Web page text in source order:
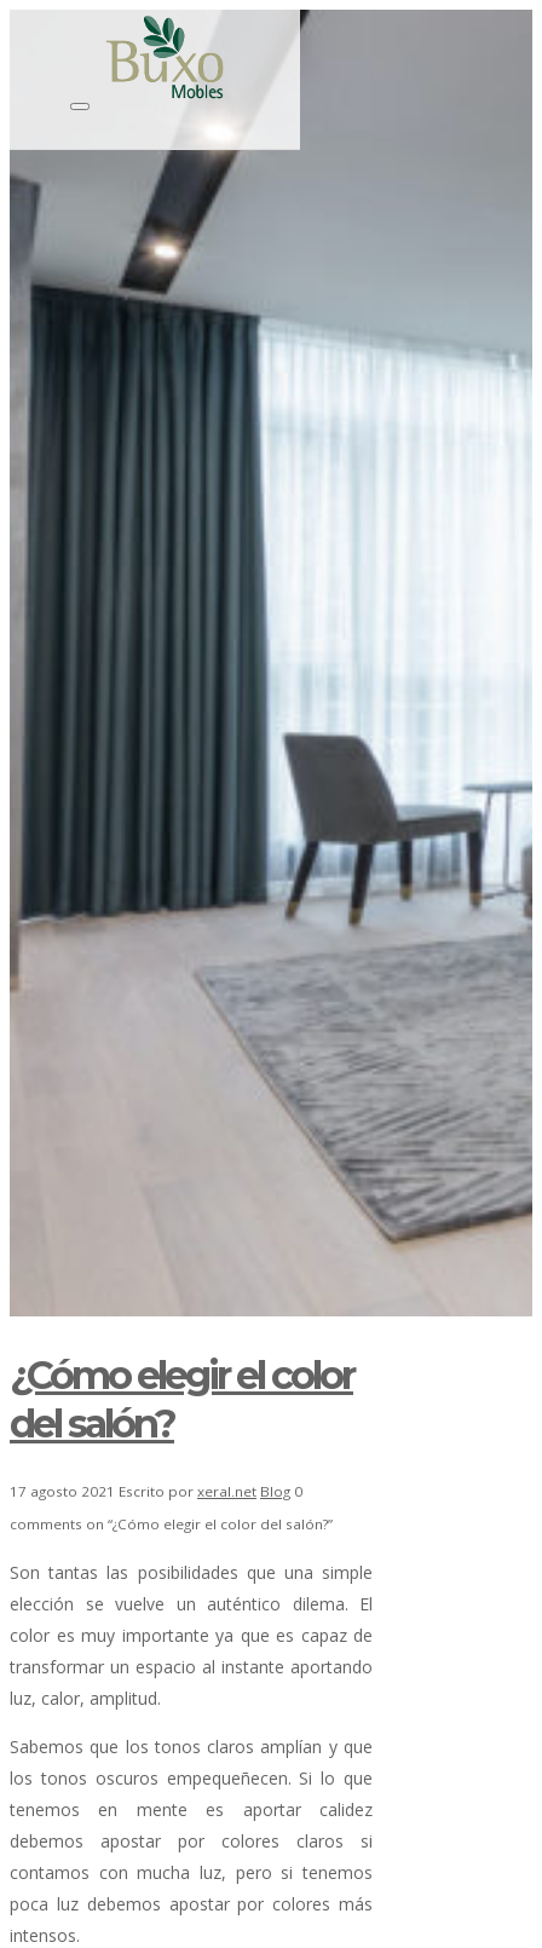
¿Cómo elegir el color
del salón?
17 agosto 2021 Escrito por xeral.net Blog 0
comments on “¿Cómo elegir el color del salón?”
Son tantas las posibilidades que una simple
elección se vuelve un auténtico dilema. El
color es muy importante ya que es capaz de
transformar un espacio al instante aportando
luz, calor, amplitud.
Sabemos que los tonos claros amplían y que
los tonos oscuros empequeñecen. Si lo que
tenemos en mente es aportar calidez
debemos apostar por colores claros si
contamos con mucha luz, pero si tenemos
poca luz debemos apostar por colores más
intensos.